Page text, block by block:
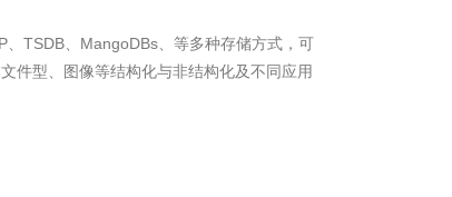
TSDB、MangoDBs、等多种存储方式，可
件型、图像等结构化与非结构化及不同应用